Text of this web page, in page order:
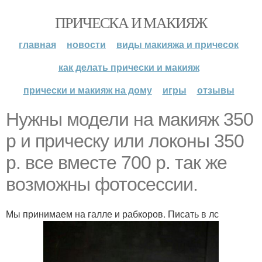
ПРИЧЕСКА И МАКИЯЖ
главная новости
виды макияжа и причесок
как делать прически и макияж
прически и макияж на дому
игры отзывы
Нужны модели на макияж 350
р и прическу или локоны 350
р. все вместе 700 р. так же
возможны фотосессии.
Мы принимаем на галле и рабкоров. Писать в лс